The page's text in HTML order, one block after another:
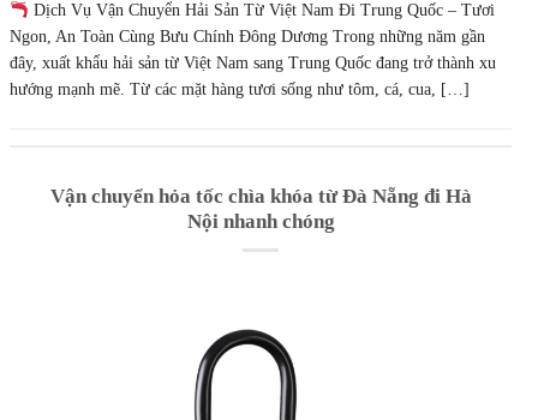
Dịch Vụ Vận Chuyển Hải Sản Từ Việt Nam Đi Trung Quốc – Tươi
Ngon, An Toàn Cùng Bưu Chính Đông Dương Trong những năm gần
đây, xuất khẩu hải sản từ Việt Nam sang Trung Quốc đang trở thành xu
hướng mạnh mẽ. Từ các mặt hàng tươi sống như tôm, cá, cua, […]
Vận chuyển hỏa tốc chìa khóa từ Đà Nẵng đi Hà
Nội nhanh chóng